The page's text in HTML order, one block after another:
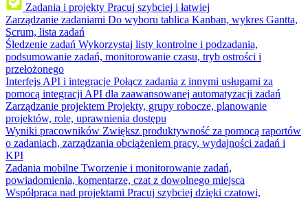
Zadania i projekty Pracuj szybciej i łatwiej
Zarządzanie zadaniami Do wyboru tablica Kanban, wykres Gantta,
Scrum, lista zadań
Śledzenie zadań Wykorzystaj listy kontrolne i podzadania,
podsumowanie zadań, monitorowanie czasu, tryb ostrości i
przełożonego
Interfejs API i integracje Połącz zadania z innymi usługami za
pomocą integracji API dla zaawansowanej automatyzacji zadań
Zarządzanie projektem Projekty, grupy robocze, planowanie
projektów, role, uprawnienia dostępu
Wyniki pracowników Zwiększ produktywność za pomocą raportów
o zadaniach, zarządzania obciążeniem pracy, wydajności zadań i
KPI
Zadania mobilne Tworzenie i monitorowanie zadań,
powiadomienia, komentarze, czat z dowolnego miejsca
Współpraca nad projektami Pracuj szybciej dzięki czatowi,